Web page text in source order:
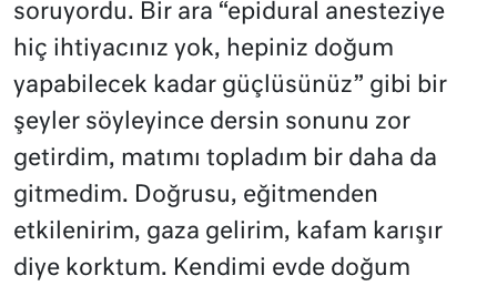
soruyordu. Bir ara “epidural anesteziye
hiç ihtiyacınız yok, hepiniz doğum
yapabilecek kadar güçlüsünüz” gibi bir
şeyler söyleyince dersin sonunu zor
getirdim, matımı topladım bir daha da
gitmedim. Doğrusu, eğitmenden
etkilenirim, gaza gelirim, kafam karışır
diye korktum. Kendimi evde doğum